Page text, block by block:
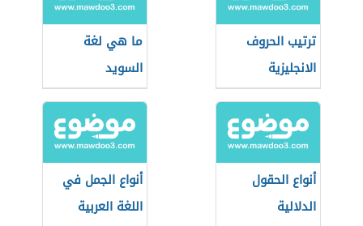
ترتيب الحروف
الانجليزية
ما هي لغة
السويد
أنواع الحقول
الدلالية
أنواع الجمل في
اللغة العربية